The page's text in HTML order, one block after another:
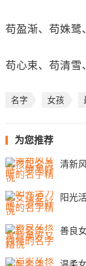
苟盈渐、苟姝鹭
苟心束、苟清雪
名字 女孩
为您推荐
清新
阳光
善良